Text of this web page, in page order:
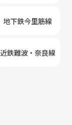
地下鉄今里筋線
近鉄難波・奈良線